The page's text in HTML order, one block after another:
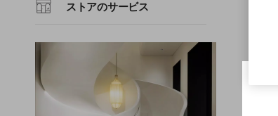
ストアのサービス